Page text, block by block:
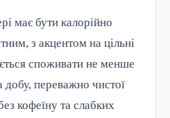
має бути калорійно
з акцентом на цільні
споживати не менше
добу, переважно чистої
кофеїну та слабких